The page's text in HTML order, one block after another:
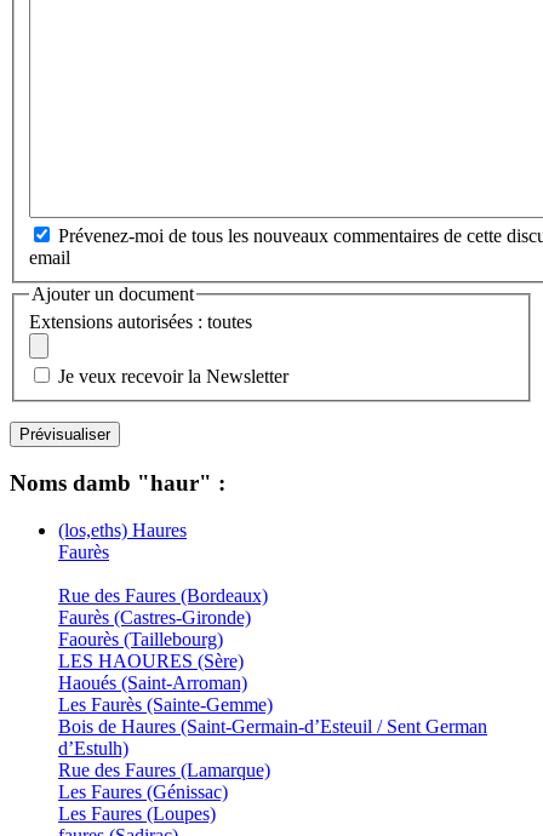
Prévenez-moi de tous les nouveaux commentaires de cette
email
Ajouter un document
Extensions autorisées : toutes
Je veux recevoir la Newsletter
Noms damb "haur" :
(los,eths) Haures
Faurès
Rue des Faures (Bordeaux)
Faurès (Castres-Gironde)
Faourès (Taillebourg)
LES HAOURES (Sère)
Haoués (Saint-Arroman)
Les Faurès (Sainte-Gemme)
Bois de Haures (Saint-Germain-d’Esteuil / Sent German
d’Estulh)
Rue des Faures (Lamarque)
Les Faures (Génissac)
Les Faures (Loupes)